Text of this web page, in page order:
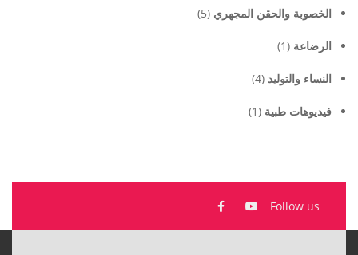
الخصوبة والحقن المجهري (5)
الرضاعة (1)
النساء والتوليد (4)
فيديوهات طبية (1)
Follow us